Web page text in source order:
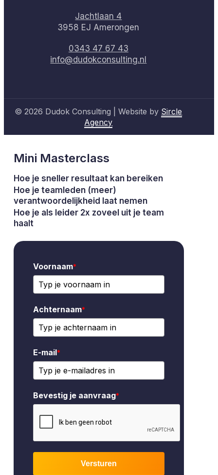
Jachtlaan 4
3958 EJ Amerongen
0343 47 67 43
info@dudokconsulting.nl
© 2026 Dudok Consulting | Website by Sircle
Agency
Mini Masterclass
Hoe je sneller resultaat kan bereiken
Hoe je teamleden (meer)
verantwoordelijkheid laat nemen
Hoe je als leider 2x zoveel uit je team
haalt
Voornaam*
Achternaam*
E-mail*
Bevestig je aanvraag*
Versturen